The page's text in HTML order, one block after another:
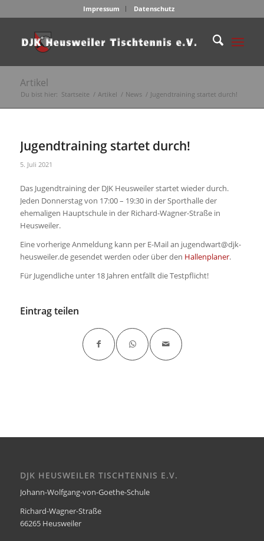
Impressum Datenschutz
Artikel
Du bist hier: Startseite / Artikel / News / Jugendtraining startet durch!
Jugendtraining startet durch!
5. Juli 2021
Das Jugendtraining der DJK Heusweiler startet wieder durch.
Jeden Donnerstag von 17:00 – 19:30 in der Sporthalle der
ehemaligen Hauptschule in der Richard-Wagner-Straße in
Heusweiler.
Eine vorherige Anmeldung kann per E-Mail an jugendwart@djk-
heusweiler.de gesendet werden oder über den Hallenplaner.
Für Jugendliche unter 18 Jahren entfällt die Testpflicht!
Eintrag teilen
DJK HEUSWEILER TISCHTENNIS E.V.
Johann-Wolfgang-von-Goethe-Schule
Richard-Wagner-Straße
66265 Heusweiler